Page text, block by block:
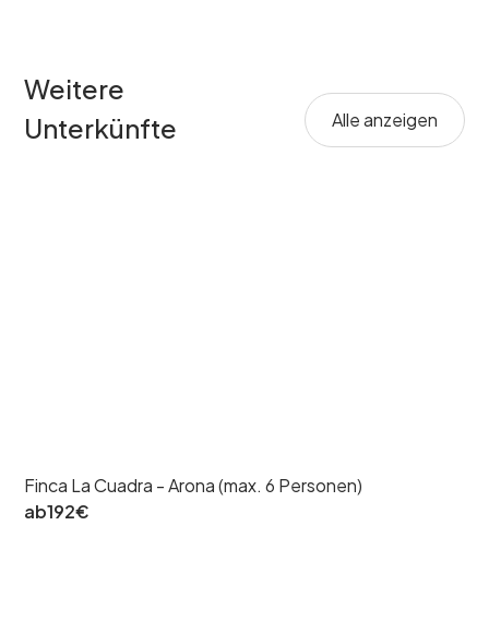
Weitere
Unterkünfte
Alle anzeigen
Finca La Cuadra - Arona (max. 6 Personen)
ab192€